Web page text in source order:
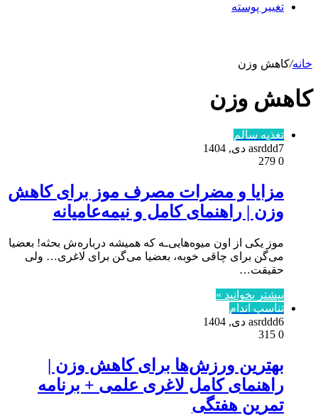
تغییر پوسته
خانه/کاهش وزن
کاهش وزن
تغذیه سالم
asrddd7 دی, 1404
0
مزایا و مضرات مصرف موز برای کاهش
وزن | راهنمای کامل و نیمه‌عامیانه
موز یکی از اون میوه‌هایی‌ـه که همیشه درباره‌ش بحثه! بعضیا
می‌گن برای چاقی خوبه، بعضیا می‌گن برای لاغری… ولی
حقیقت…
بیشتر بخوانید »
تناسب اندام
asrddd6 دی, 1404
0
بهترین ورزش‌ها برای کاهش وزن |
راهنمای کامل لاغری علمی + برنامه
تمرین هفتگی